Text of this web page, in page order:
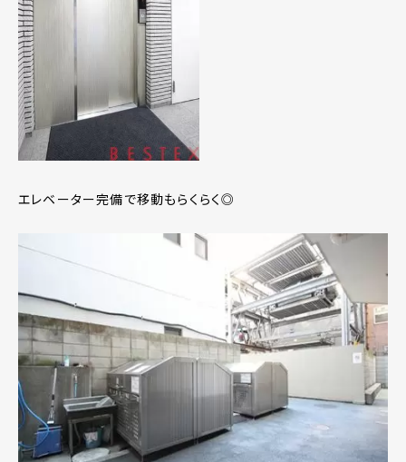
エレベーター完備で移動もらくらく◎